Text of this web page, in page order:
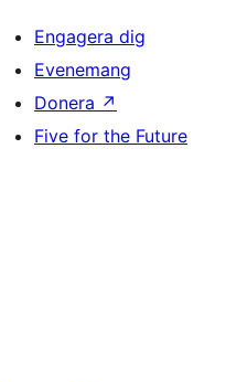
Engagera dig
Evenemang
Donera ↗
Five for the Future